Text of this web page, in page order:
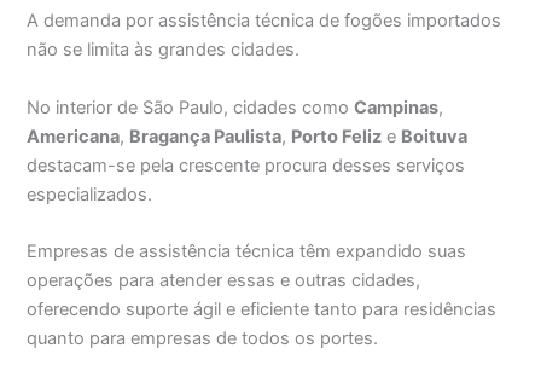
A demanda por assistência técnica de fogões importados
não se limita às grandes cidades.
No interior de São Paulo, cidades comoCampinas,
Americana, Bragança Paulista, Porto Feliz e Boituva
destacam-se pela crescente procura desses serviços
especializados.
Empresas de assistência técnica têm expandido suas
operações para atender essas e outras cidades,
oferecendo suporte ágil e eficiente tanto para residências
quanto para empresas de todos os portes.